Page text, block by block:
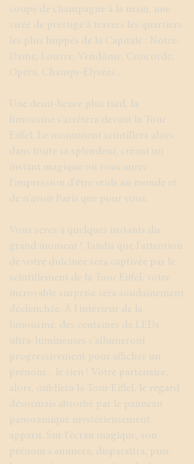
coupe de champagne à la main, une
virée de prestige à travers les quartiers
les plus huppés de la Capitale : Notre-
Dame, Louvre, Vendôme, Concorde,
Opéra, Champs-Élysées...
Une demi-heure plus tard, la
limousine s'arrêtera devant la Tour
Eiffel. Le monument scintillera alors
dans toute sa splendeur, créant un
instant magique où vous aurez
l'impression d'être seuls au monde et
de n'avoir Paris que pour vous.
Vous serez à quelques instants du
grand moment ! Tandis que l'attention
de votre dulcinée sera captivée par le
scintillement de la Tour Eiffel, votre
incroyable surprise sera soudainement
déclenchée. À l'intérieur de la
limousine, des centaines de LEDs
ultra-lumineuses s'allumeront
progressivement pour afficher un
prénom... le sien ! Votre partenaire,
alors, oubliera la Tour Eiffel, le regard
désormais absorbé par le panneau
panoramique mystérieusement
apparu. Sur l'écran magique, son
prénom s'animera, disparaîtra, puis